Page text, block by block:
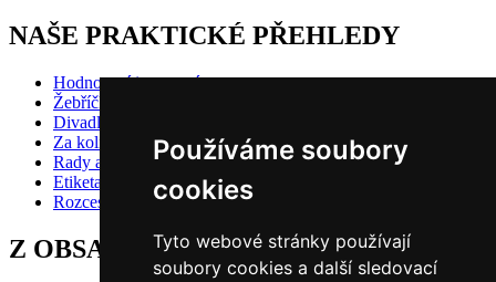
Používáme soubory
cookies
Tyto webové stránky používají
soubory cookies a další sledovací
NAŠE PRAKTICKÉ PŘEHLEDY
Hodnocení inscenací
Žebříčky
Divadlo pro děti
Za kolik do divadla?
Rady a doporučení
Etiketa?
Rozcestník
Z OBSAHU VYBÍRÁME